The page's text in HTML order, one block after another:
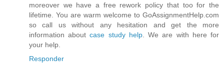
moreover we have a free rework policy that too for the
lifetime. You are warm welcome to GoAssignmentHelp.com
so call us without any hesitation and get the more
information aboutcase study help. We are with here for
your help.
Responder